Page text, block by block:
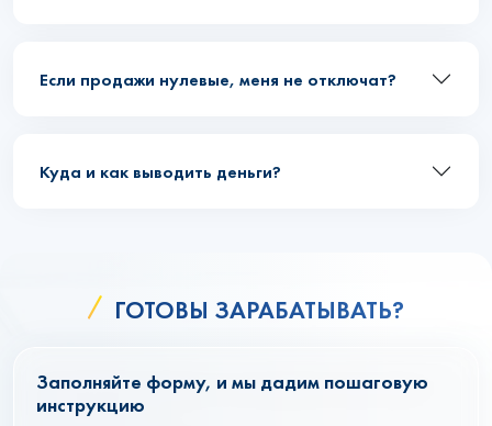
Если продажи нулевые, меня не отключат?
Куда и как выводить деньги?
ГОТОВЫ ЗАРАБАТЫВАТЬ?
Заполняйте форму, и мы дадим пошаговую
инструкцию